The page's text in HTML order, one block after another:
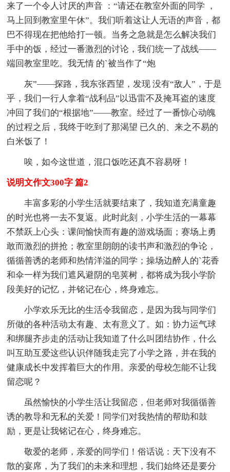
来了一个令人讨厌的声音 ：“请还在教室外面的同学 ，
马上回到教室里午休”。我们听着这让人无语的声音，都
巴不得现在把他给打一顿。当务之急就是怎么解决我们
手中的饭，经过一番激烈的讨论，我们统一了战线——
端回教室里吃。我无情 的`被当作了“炮
灰”——探路，我东张西望，发现 没有“敌人”，于是
乎，我们一行人拿着“战利品”以迅雷不及掩耳盗的速度
冲回了我们的“根据地”——教室。经过了一番惊心动魄
的过程之后，我终于吃到了那渴望 已久的、来之不易的
白米饭了！
唉，如今这世道，混口饭吃还真不容易呀！
说明文作文300字 篇2
丰富多彩的小学生活就要结束了，我知道充满童趣
的时光也将一去不复返。此时此刻，小学生活的一幕幕
不禁跃上心头：课间愉快而有趣的游戏场面；赛场上勇
敢而激烈的拼抢；教室里朗朗的读书声和激烈的争论，
循循善诱的老师和热情洋溢的同学；操场边醉人的`花香
和伞一样为我们遮风避阴的皂荚树，都将成为我小学阶
段美好的记忆，并铭记在心，终身难忘。
小学欢乐无比的生活令我留恋，是因为我与同学们
所做的各种活动太有趣、太有意义了。如：协力运气球
和绑腿齐步走的活动让我知道了什么叫团结协作，什么
叫互助互爱这些认识伴随我走完了小学之路，并在我的
健康成长中发挥着巨大的作用。亲爱的母校怎能不让我
留恋呢？
虽然愉快的小学生活让我留恋，但老师对我循循善
诱的教导和无私的关爱！同学们对我热情的帮助和鼓
励，更是让我铭记在心，终身难忘。
敬爱的老师，亲爱的同学们！俗话说：天下没有不
散的宴席，为了我们的未来和理想，我们始终还是要分